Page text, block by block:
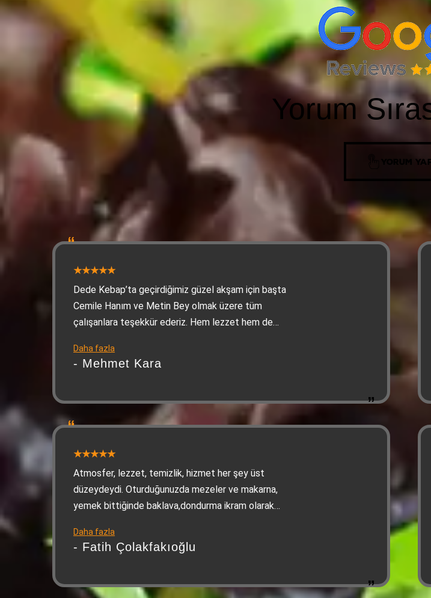
Yorum
YORUM
Dede Kebap’ta geçirdiğimiz güzel akşam için başta
Cemile Hanım ve Metin Bey olmak üzere tüm
çalışanlara teşekkür ederiz. Hem lezzet hem de
hissettik
Daha fazla
- Mehmet Kara
Atmosfer, lezzet, temizlik, hizmet her şey üst
düzeydeydi. Oturduğunuzda mezeler ve makarna,
yemek bittiğinde baklava,dondurma ikram olarak
Daha fazla
- Fatih Çolakfakıoğlu